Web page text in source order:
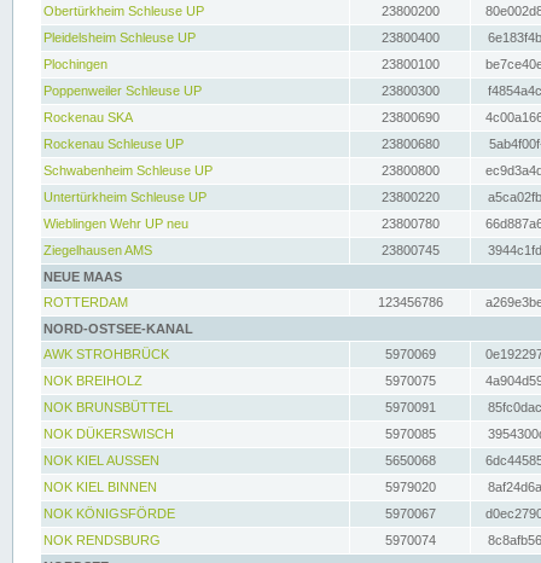
Obertürkheim Schleuse UP
23800200
Pleidelsheim Schleuse UP
23800400
Plochingen
23800100
Poppenweiler Schleuse UP
23800300
Rockenau SKA
23800690
Rockenau Schleuse UP
23800680
Schwabenheim Schleuse UP
23800800
Untertürkheim Schleuse UP
23800220
Wieblingen Wehr UP neu
23800780
Ziegelhausen AMS
23800745
NEUE MAAS
ROTTERDAM
123456786
NORD-OSTSEE-KANAL
AWK STROHBRÜCK
5970069
NOK BREIHOLZ
5970075
NOK BRUNSBÜTTEL
5970091
NOK DÜKERSWISCH
5970085
NOK KIEL AUSSEN
5650068
NOK KIEL BINNEN
5979020
NOK KÖNIGSFÖRDE
5970067
NOK RENDSBURG
5970074